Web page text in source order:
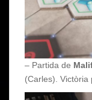
– Partida de
(Carles). Victòria